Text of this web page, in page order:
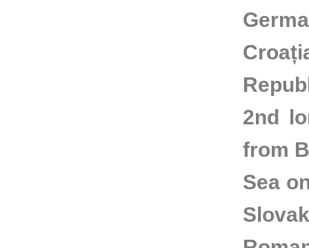
2nd
from
Sea